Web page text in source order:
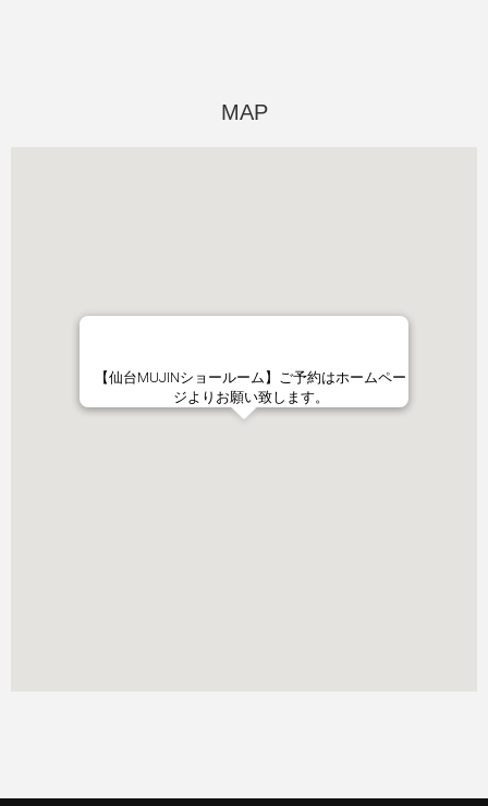
MAP
【仙台MUJINショールーム】ご予約はホームペー
ジよりお願い致します。